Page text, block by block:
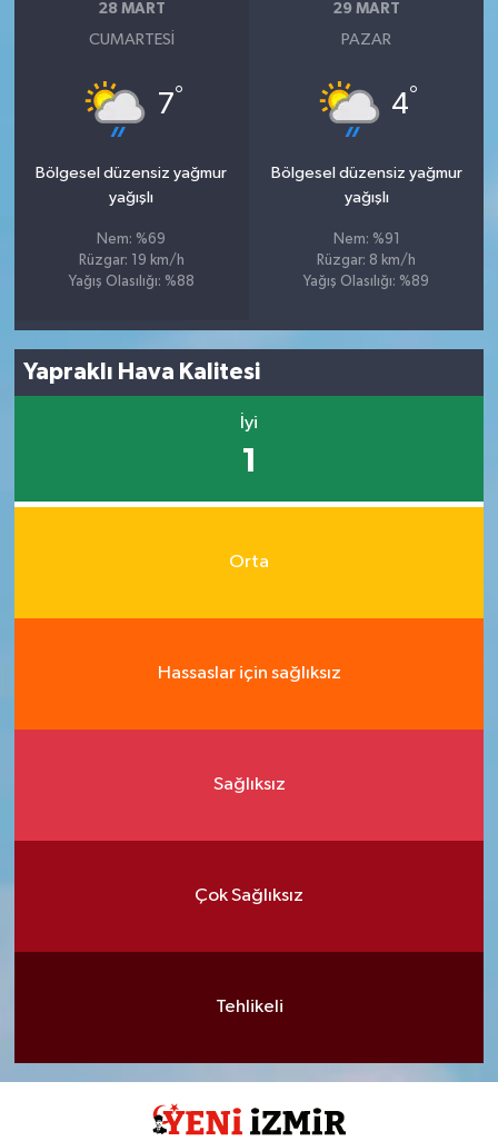
28 MART
CUMARTESI
7°
Bölgesel düzensiz yağmur
yağışlı
Nem: %69
Rüzgar: 19 km/h
Yağış Olasılığı: %88
29 MART
PAZAR
4°
Bölgesel düzensiz yağmur
yağışlı
Nem: %91
Rüzgar: 8 km/h
Yağış Olasılığı: %89
Yapraklı Hava Kalitesi
İyi
1
Orta
Hassaslar için sağlıksız
Sağlıksız
Çok Sağlıksız
Tehlikeli